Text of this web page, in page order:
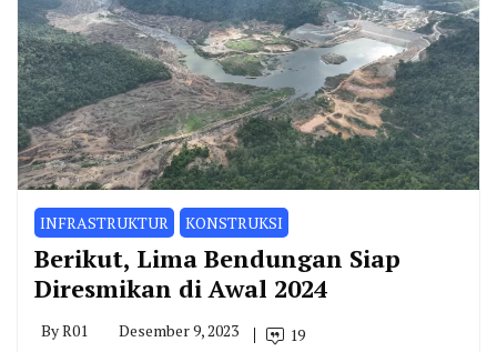
INFRASTRUKTUR KONSTRUKSI
Berikut, Lima Bendungan Siap
Diresmikan di Awal 2024
ByR01 Desember 9, 2023 19